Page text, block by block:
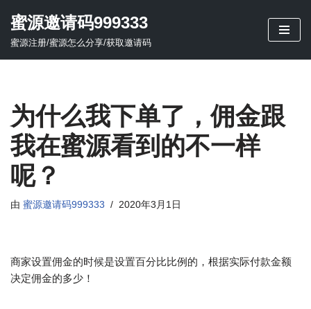
跳
蜜源邀请码999333
蜜源注册/蜜源怎么分享/获取邀请码
为什么我下单了，佣金跟
我在蜜源看到的不一样
呢？
由 蜜源邀请码999333 2020年3月1日
商家设置佣金的时候是设置百分比比例的，根据实际付款金额
决定佣金的多少！